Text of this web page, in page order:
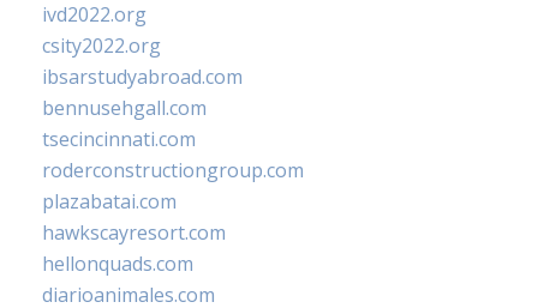
ivd2022.org
csity2022.org
ibsarstudyabroad.com
bennusehgall.com
tsecincinnati.com
roderconstructiongroup.com
plazabatai.com
hawkscayresort.com
hellonquads.com
diarioanimales.com